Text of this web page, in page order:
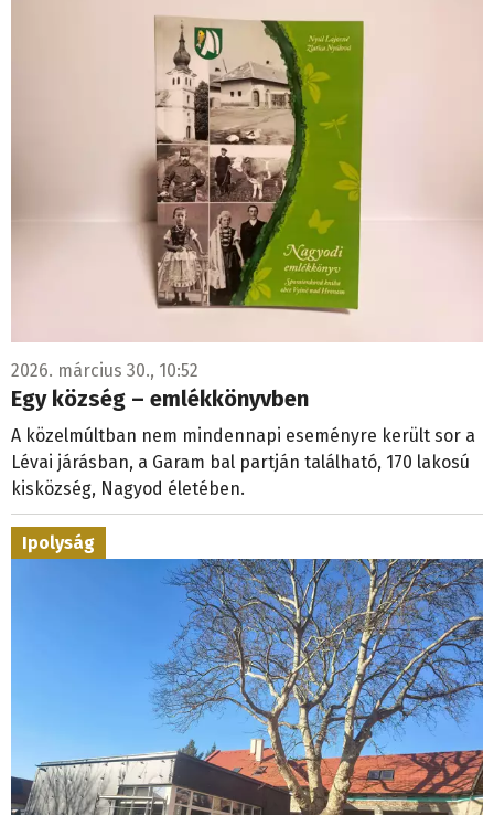
2026. március 30., 10:52
Egy község – emlékkönyvben
A közelmúltban nem mindennapi eseményre került sor a
Lévai járásban, a Garam bal partján található, 170 lakosú
kisközség, Nagyod életében.
Ipolyság